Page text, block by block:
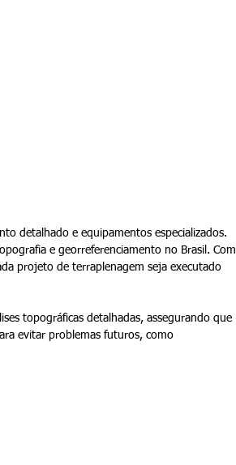
detalhado e equipamentos especializados.
e georreferenciamento no Brasil. Com
projeto de terraplenagem seja executado
topográficas detalhadas, assegurando que
evitar problemas futuros, como